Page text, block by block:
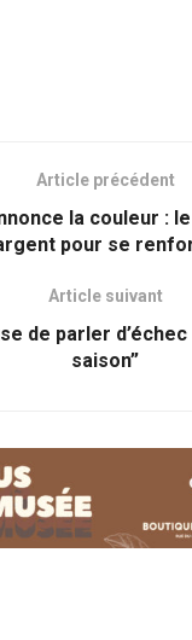
Article précédent
la couleur :
pour se
Article suivant
de parler d’échec
saison”